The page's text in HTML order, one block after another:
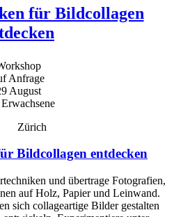
für Bildcollagen
Anfrage
August
Zürich
Bildcollagen entdecken
und übertrage Fotografien,
auf Holz, Papier und Leinwand.
sich collageartige Bilder gestalten